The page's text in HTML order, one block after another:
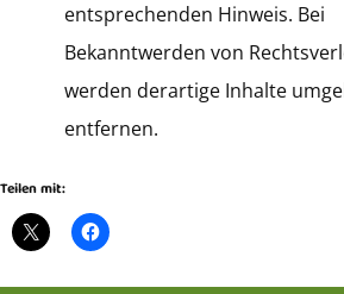
entsprechenden Hinweis. Bei
Bekanntwerden von
werden derartige Inhalte
entfernen.
Teilen mit: